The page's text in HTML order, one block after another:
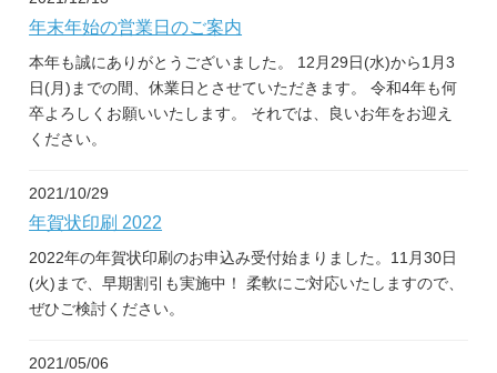
年末年始の営業日のご案内
本年も誠にありがとうございました。 12月29日(水)から1月3
日(月)までの間、休業日とさせていただきます。 令和4年も何
卒よろしくお願いいたします。 それでは、良いお年をお迎え
ください。
2021/10/29
年賀状印刷 2022
2022年の年賀状印刷のお申込み受付始まりました。11月30日
(火)まで、早期割引も実施中！ 柔軟にご対応いたしますので、
ぜひご検討ください。
2021/05/06